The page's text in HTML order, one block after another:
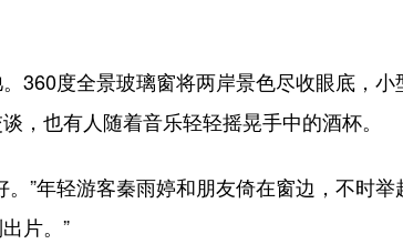
度全景玻璃窗将两岸景色尽收眼底，小
，也有人随着音乐轻轻摇晃手中的酒杯。
年轻游客秦雨婷和朋友倚在窗边，不时举
片。”